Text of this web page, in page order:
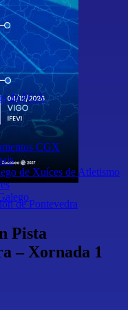
da FGA
CGX
de Xuíces de Atletismo
de Pontevedra
Pista
– Xornada 1